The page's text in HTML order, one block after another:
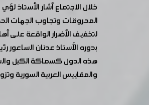
خلال الاجتماع أشار
المحروقات وتجاوب الجهات
لتخفيف الأضرار الواقعة على
بدوره الأستاذ عدنان
هذه الدول كسماكة الكبل
والمقاييس العربية السورية